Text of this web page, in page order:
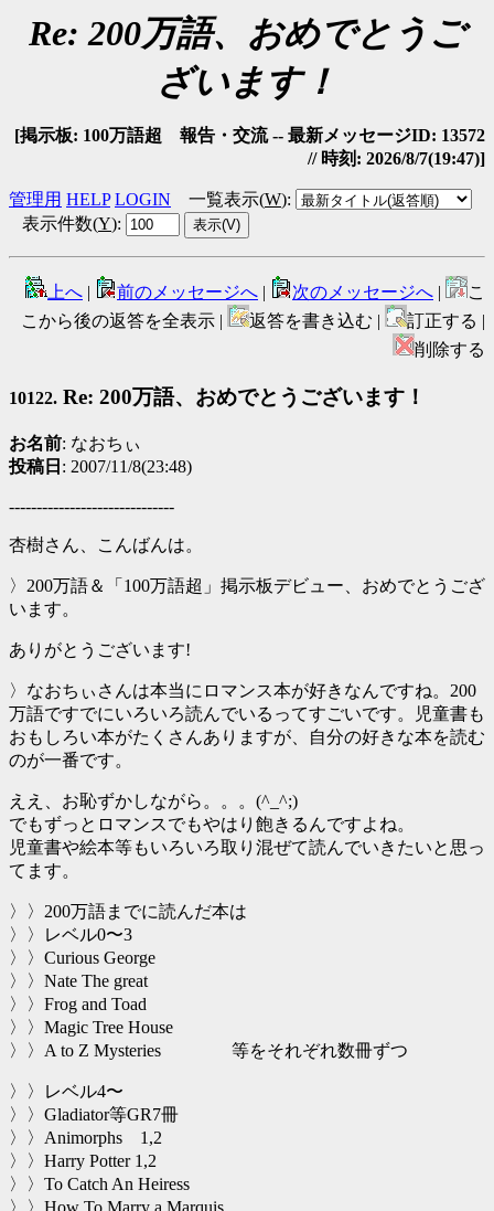
Re: 200万語、おめでとうご
ざいます！
[掲示板: 100万語超 報告・交流 -- 最新メッセージID: 13572
// 時刻: 2026/8/7(19:47)]
管理用 HELP LOGIN 一覧表示(W):
表示件数(Y):
上へ | 前のメッセージへ | 次のメッセージへ |
こ
こから後の返答を全表示 |
返答を書き込む |
訂正する |
削除する
10122. Re: 200万語、おめでとうございます！
お名前: なおちぃ
投稿日 : 2007/11/8(23:48)
------------------------------
杏樹さん、こんばんは。
〉200万語＆「100万語超」掲示板デビュー、おめでとうござ
います。
ありがとうございます!
〉なおちぃさんは本当にロマンス本が好きなんですね。200
万語ですでにいろいろ読んでいるってすごいです。児童書も
おもしろい本がたくさんありますが、自分の好きな本を読む
のが一番です。
ええ、お恥ずかしながら。。。(^_^;)
でもずっとロマンスでもやはり飽きるんですよね。
児童書や絵本等もいろいろ取り混ぜて読んでいきたいと思っ
てます。
〉〉200万語までに読んだ本は
〉〉レベル0〜3
〉〉Curious George
〉〉Nate The great
〉〉Frog and Toad
〉〉Magic Tree House
〉〉A to Z Mysteries 等をそれぞれ数冊ずつ
〉〉レベル4〜
〉〉Gladiator等GR7冊
〉〉Animorphs 1,2
〉〉Harry Potter 1,2
〉〉To Catch An Heiress
〉〉How To Marry a Marquis